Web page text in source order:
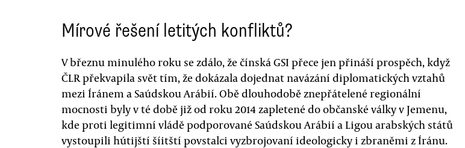
Mírové řešení letitých konfliktů?
V březnu minulého roku se zdálo, že čínská GSI přece jen přináší prospěch, když
ČLR překvapila svět tím, že dokázala dojednat navázání diplomatických vztahů
mezi Íránem a Saúdskou Arábií. Obě dlouhodobě znepřátelené regionální
mocnosti byly v té době již od roku 2014 zapletené do občanské války v Jemenu,
kde proti legitimní vládě podporované Saúdskou Arábií a Ligou arabských států
vystoupili hútijští šíitští povstalci vyzbrojovaní ideologicky i zbraněmi z Íránu.